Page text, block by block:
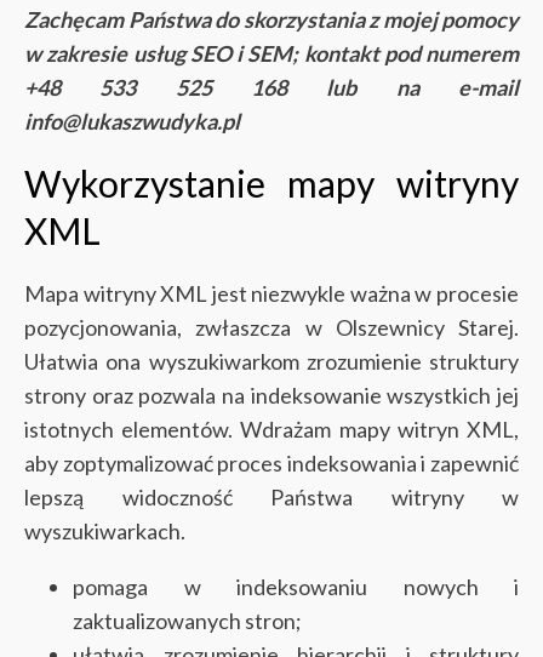
Zachęcam Państwa do skorzystania z mojej pomocy
w zakresie usług SEO i SEM; kontakt pod numerem
+48 533 525 168 lub na e-mail
info@lukaszwudyka.pl
Wykorzystanie mapy witryny
XML
Mapa witryny XML jest niezwykle ważna w procesie
pozycjonowania, zwłaszcza w Olszewnicy Starej.
Ułatwia ona wyszukiwarkom zrozumienie struktury
strony oraz pozwala na indeksowanie wszystkich jej
istotnych elementów. Wdrażam mapy witryn XML,
aby zoptymalizować proces indeksowania i zapewnić
lepszą widoczność Państwa witryny w
wyszukiwarkach.
pomaga w indeksowaniu nowych i
zaktualizowanych stron;